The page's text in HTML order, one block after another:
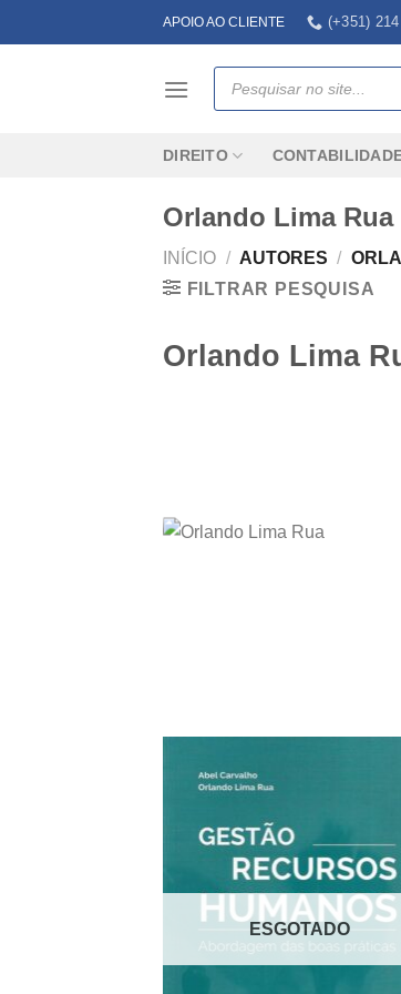
to
APOIO AO CLIENTE (+351)
Products
search
DIREITO
Orlando Lima Rua
INÍCIO / AUTORES /
FILTRAR PESQUISA
Orlando Lima
ESGOTADO